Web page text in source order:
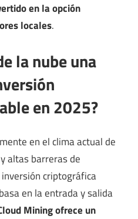
en la opción
locales.
la nube una
en 2025?
en el clima actual de
altas barreras de
criptográfica
en la entrada y salida
Mining ofrece un